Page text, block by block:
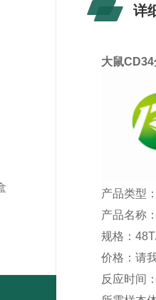
详
大鼠
产品类型
产品名称
规格：
价格：请
反应时间